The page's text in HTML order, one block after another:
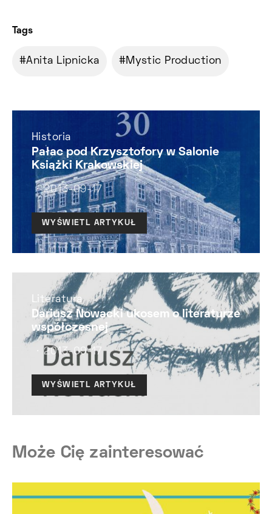
Tags
Anita Lipnicka Mystic Production
Historia
Pałac pod Krzysztofory w Salonie
Książki Krakowskiej
2013-09-17
WYŚWIETL ARTYKUŁ
Literatura
Dariusz Nowacki ukosem o literaturze
współczesnej
2013-09-17
WYŚWIETL ARTYKUŁ
Może Cię zainteresować